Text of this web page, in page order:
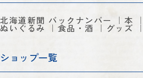
北海道新聞 バックナンバー 本
ぬいぐるみ 食品・酒 グッズ
ショップ一覧